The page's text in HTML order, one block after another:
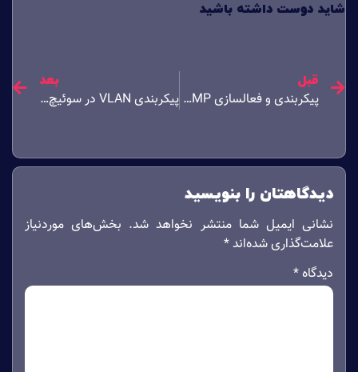
شاید دوست داشته باشید
قبل
پیکربندی و فعالسازی SNMP در ESXI
بعد
پیکربندی VLAN در سوئیچ سیسکو
دیدگاهتان را بنویسید
نشانی ایمیل شما منتشر نخواهد شد. بخش‌های موردنیاز
علامت‌گذاری شده‌اند*
دیدگاه*